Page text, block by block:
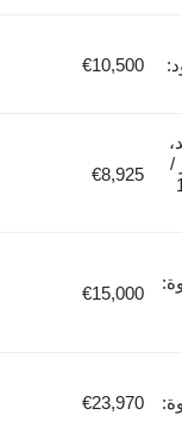
€10,500
€8,925
€15,000
€23,970